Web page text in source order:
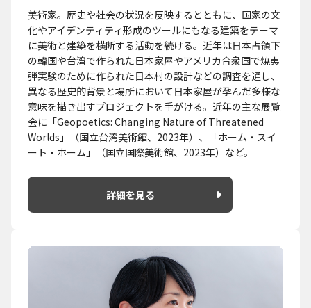
美術家。歴史や社会の状況を反映するとともに、国家の文
化やアイデンティティ形成のツールにもなる建築をテーマ
に美術と建築を横断する活動を続ける。近年は日本占領下
の韓国や台湾で作られた日本家屋やアメリカ合衆国で焼夷
弾実験のために作られた日本村の設計などの調査を通し、
異なる歴史的背景と場所において日本家屋が孕んだ多様な
意味を描き出すプロジェクトを手がける。近年の主な展覧
会に「Geopoetics: Changing Nature of Threatened
Worlds」（国立台湾美術館、2023年）、「ホーム・スイ
ート・ホーム」（国立国際美術館、2023年）など。
詳細を見る